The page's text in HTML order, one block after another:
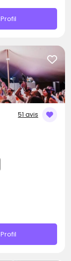
Profil
51 avis
Profil